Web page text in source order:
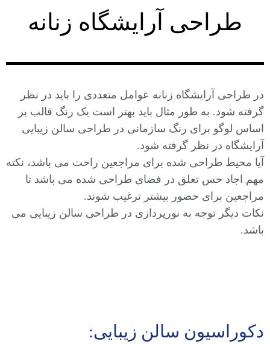
طراحی آرایشگاه زنانه
در طراحی آرایشگاه زنانه عوامل متعددی را باید در نظر
گرفته شود. به طور مثال باید بهتر است یک رنگ قالب بر
اساس لوگو برای رنگ سازمانی در طراحی سالن زیبایی
آرایشگاه در نظر گرفته شود.
آیا محیط طراحی شده برای مراجعین راحت می باشد، نکته
مهم اجاد حس تعلق در فضای طراحی شده می باشد تا
مراجعین برای حضور بیشتر ترغیب شوند.
نکات دیگر توجه به نورپردازی در طراحی سالن زیبایی می
باشد.
دکوراسیون سالن زیبایی: